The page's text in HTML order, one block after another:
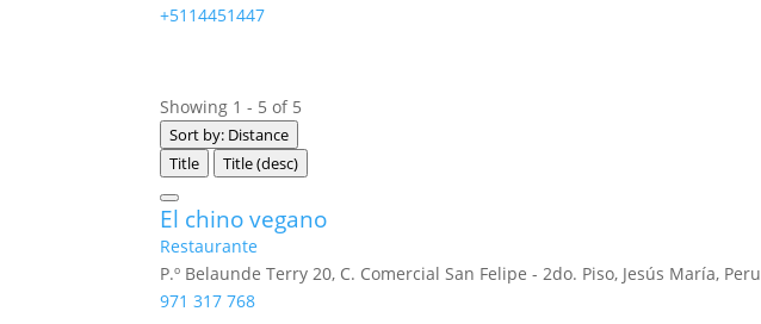
+5114451447
Showing 1 - 5 of 5
Sort by: Distance
Title
Title (desc)
El chino vegano
Restaurante
P.º Belaunde Terry 20, C. Comercial San Felipe - 2do. Piso, Jesús María, Peru
971 317 768